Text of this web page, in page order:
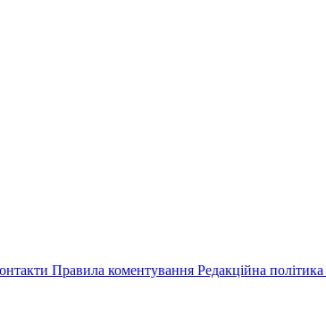
Правила коментування Редакційна політика